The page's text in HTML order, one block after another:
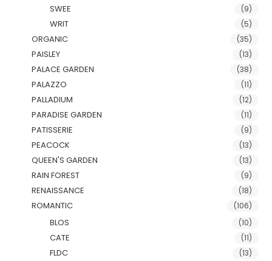
SWEE (9)
WRIT (5)
ORGANIC (35)
PAISLEY (13)
PALACE GARDEN (38)
PALAZZO (11)
PALLADIUM (12)
PARADISE GARDEN (11)
PATISSERIE (9)
PEACOCK (13)
QUEEN'S GARDEN (13)
RAIN FOREST (9)
RENAISSANCE (18)
ROMANTIC (106)
BLOS (10)
CATE (11)
FLDC (13)